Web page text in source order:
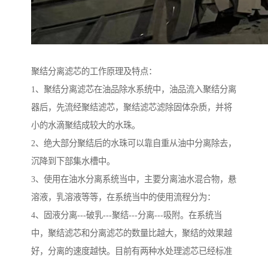
聚结分离滤芯的工作原理及特点：
1、聚结分离滤芯在油品除水系统中，油品流入聚结分离
器后，先流经聚结滤芯，聚结滤芯滤除固体杂质，并将
小的水滴聚结成较大的水珠。
2、绝大部分聚结后的水珠可以靠自重从油中分离除去，
沉降到下部集水槽中。
3、使用在油水分离系统当中，主要分离油水混合物，悬
溶液，乳溶液等等，在系统当中的使用流程分为：
4、固液分离---破乳---聚结---分离---吸附。在系统当
中，聚结滤芯和分离滤芯的数量比越大，聚结的效果越
好，分离的速度越快。目前有两种水处理滤芯已经标准